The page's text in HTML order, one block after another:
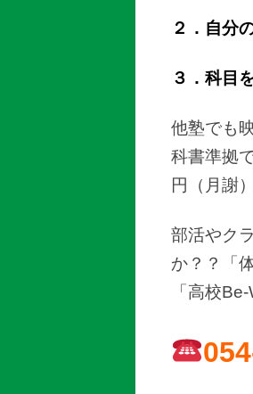
２．自分
３．科目
他塾でも
科書準拠
円（月謝
部活やク
か？？「
「高校